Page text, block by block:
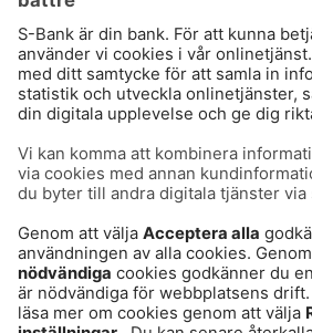
Användarvillkor
Dataskydd
Cookies